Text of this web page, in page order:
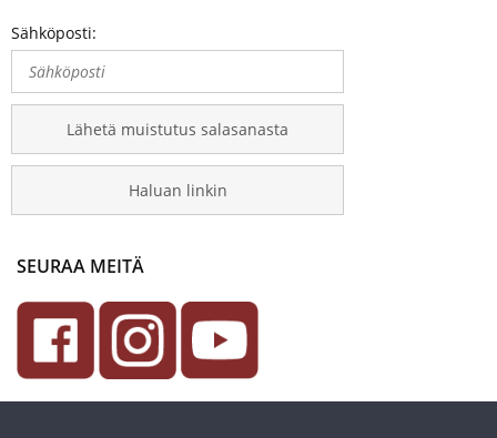
Sähköposti:
Lähetä muistutus salasanasta
Haluan linkin
SEURAA MEITÄ